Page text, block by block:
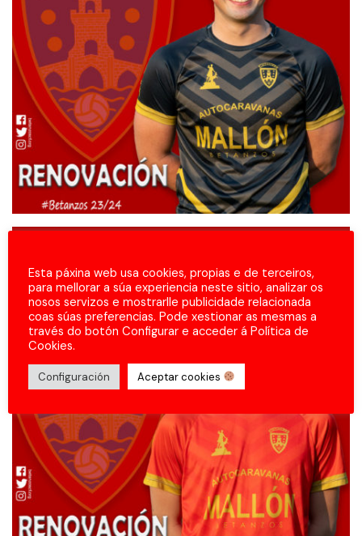
Esta páxina web usa cookies, propias e de terceiros,
para mellorar a súa experiencia neste sitio, analizar os
nosos servizos e mostrarlle publicidade relacionada
coas súas preferencias. Pode xestionar as mesmas a
través do botón Configurar e acceder á Política de
Cookies.
Configuración Aceptar cookies